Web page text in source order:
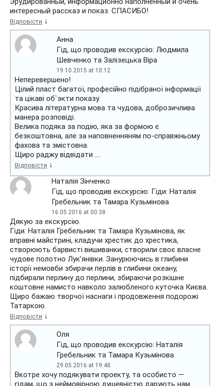
интересный рассказ и показ. СПАСИБО!
Відповісти ↓
Анна
Гід, що проводив екскурсію: Людмила
Шевченко та Залізецька Віра
19.10.2015 at 10:12
Неперевершено!
Цілий пласт багатої, професійно підібраної інформації
та цікаві об`экти показу.
Красива літературна мова та чудова, доброзичлива
манера розповіді.
Велика подяка за подію, яка за формою є
безкоштовна, але за наповненняням по-справжньому
фахова та змістовна.
Щиро раджу відвідати ….
Відповісти ↓
Наталія Зінченко
Гід, що проводив екскурсію: Гіди: Наталія
Гребельник та Тамара Кузьмінова
16.05.2016 at 00:38
Дякую за екскурсію.
Гіди: Наталія Гребельник та Тамара Кузьмінова, як
вправні майстрині, кладучи хрестик до хрестика,
створюють барвисті вишиванки, створили своє власне
чудове полотно Лук’янівки. Занурюючись в глибини
історії немовби збирачи перлів в глибини океану,
підбирали перлину до перлини, збираючи розкішне
коштовне намисто навколо залюбленого куточка Києва.
Щиро бажаю творчої наснаги і продовження подорожі
Татаркою.
Відповісти ↓
Оля
Гід, що проводив екскурсію: Наталія
Гребельник та Тамара Кузьмінова
29.05.2016 at 19:48
Вкотре хочу подякувати проекту, та особисто —
гідам, що з неймовірною душевністю дарують нам